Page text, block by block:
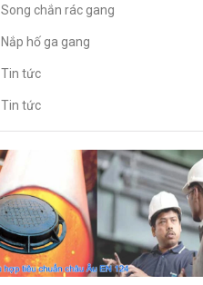
Song chắn rác gang
Nắp hố ga gang
Tin tức
Tin tức